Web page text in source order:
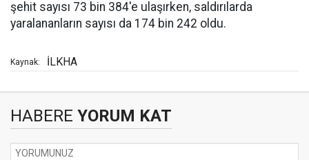
şehit sayısı 73 bin 384'e ulaşırken, saldırılarda
yaralananların sayısı da 174 bin 242 oldu.
Kaynak: İLKHA
HABERE YORUM KAT